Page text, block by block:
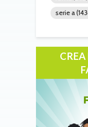
serie a
CREA